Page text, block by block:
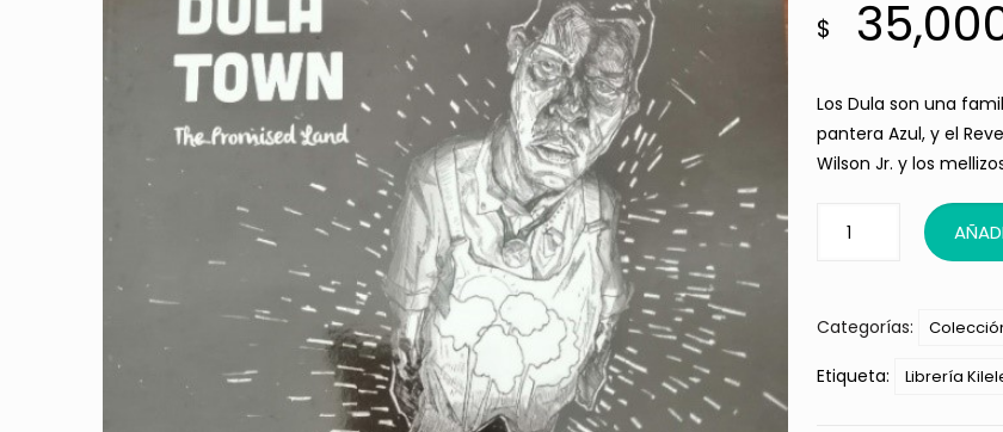
$
Los Dula son una
pantera Azul, y el
Wilson Jr. y los
Categorías:
Etiqueta: Librería